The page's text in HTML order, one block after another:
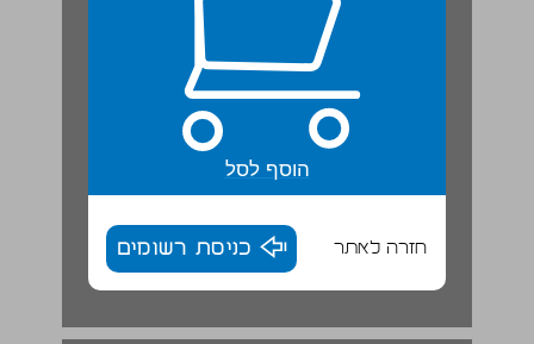
הוסף לסל
חזרה לאתר כניסת רשומים
ולסיכום - דרום הארץ, אזור מדברי בישראל ... 20